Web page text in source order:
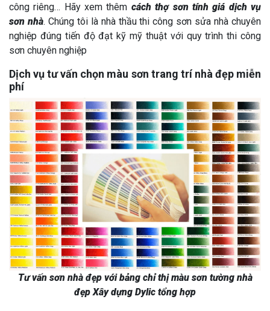
công riêng… Hãy xem thêm cách thợ sơn tính giá dịch vụ
sơn nhà. Chúng tôi là nhà thầu thi công sơn sửa nhà chuyên
nghiệp đúng tiến độ đạt kỹ mỹ thuật với quy trình thi công
sơn chuyên nghiệp
Dịch vụ tư vấn chọn màu sơn trang trí nhà đẹp miễn
phí
Tư vấn sơn nhà đẹp với bảng chỉ thị màu sơn tường nhà
đẹp Xây dựng Dylic tổng hợp